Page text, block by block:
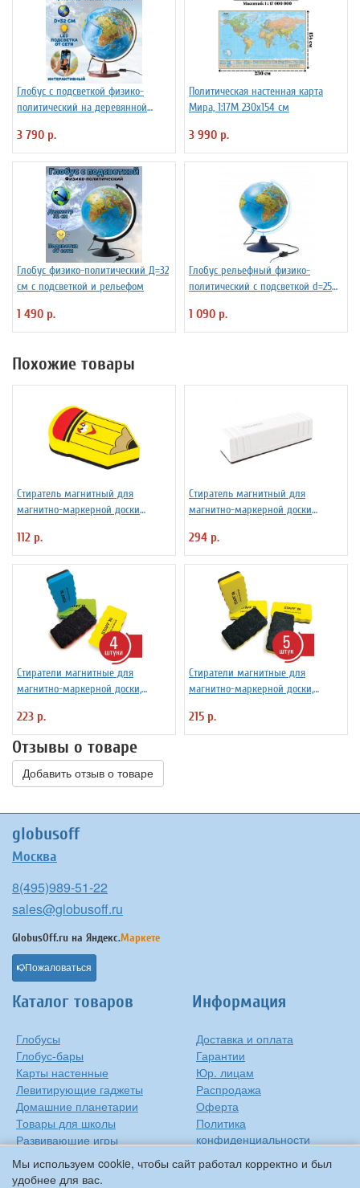
Мы используем cookie, чтобы сайт работал корректно и был
удобнее для вас.
Глобус с подсветкой физико-
политический на деревянной
3 790 р.
Политическая настенная карта
Мира, 1:17М 230х154 см
3 990 р.
Глобус физико-политический Д=32
см с подсветкой и рельефом
1 490 р.
Глобус рельефный физико-
политический с подсветкой d=25
1 090 р.
Похожие товары
Стиратель магнитный для
магнитно-маркерной доски
мм, желтый с рисунком, 237507
112 р.
Стиратель магнитный для
магнитно-маркерной доски
237091
294 р.
Стиратели магнитные для
магнитно-маркерной доски,
"Basic", ассорти, 237512
223 р.
Стиратели магнитные для
магнитно-маркерной доски,
"Basic", желтые, 237511
215 р.
Отзывы о товаре
Добавить отзыв о товаре
globusoff
Москва
8(495)989-51-22
sales@globusoff.ru
GlobusOff.ru на Яндекс.Маркете
Пожаловаться
Каталог товаров
Глобусы
Глобус-бары
Карты настенные
Левитирующие гаджеты
Домашние планетарии
Товары для школы
Развивающие игры
Оригинальные игрушки
Подарки на Новый Год
Информация
Доставка и оплата
Гарантии
Юр. лицам
Распродажа
Оферта
Политика
конфиденциальности
Контакты
О компании